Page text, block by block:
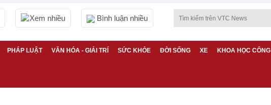
Xem nhiều Bình luận nhiều
PHÁP LUẬT VĂN HÓA - GIẢI TRÍ SỨC KHỎE ĐỜI SỐNG XE KHOA HỌC